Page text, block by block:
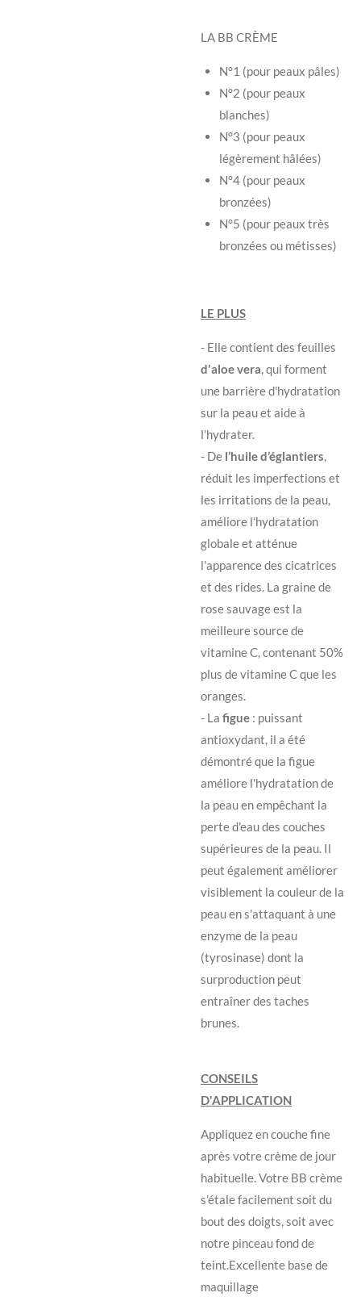
LA BB CRÈME
N°1 (pour peaux pâles)
N°2 (pour peaux
blanches)
N°3 (pour peaux
légèrement hâlées)
N°4 (pour peaux
bronzées)
N°5 (pour peaux très
bronzées ou métisses)
LE PLUS
- Elle contient des feuilles
d'aloe vera, qui forment
une barrière d'hydratation
sur la peau et aide à
l’hydrater.
- De l’huile d’églantiers,
réduit les imperfections et
les irritations de la peau,
améliore l'hydratation
globale et atténue
l'apparence des cicatrices
et des rides. La graine de
rose sauvage est la
meilleure source de
vitamine C, contenant 50%
plus de vitamine C que les
oranges.
- La figue : puissant
antioxydant, il a été
démontré que la figue
améliore l'hydratation de
la peau en empêchant la
perte d'eau des couches
supérieures de la peau. Il
peut également améliorer
visiblement la couleur de la
peau en s'attaquant à une
enzyme de la peau
(tyrosinase) dont la
surproduction peut
entraîner des taches
brunes.
CONSEILS
D'APPLICATION
Appliquez en couche fine
après votre crème de jour
habituelle. Votre BB crème
s’étale facilement soit du
bout des doigts, soit avec
notre pinceau fond de
teint.Excellente base de
maquillage